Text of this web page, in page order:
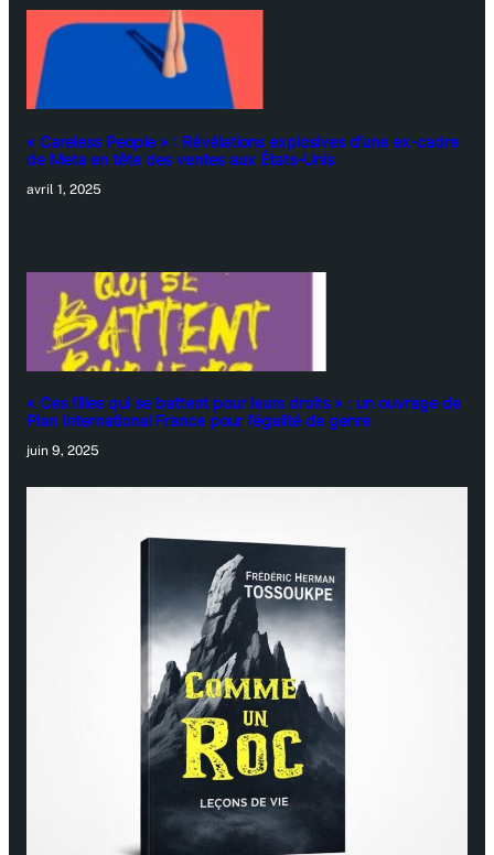
« Careless People » : Révélations explosives d’une ex-cadre
de Meta en tête des ventes aux États-Unis
avril 1, 2025
« Ces filles qui se battent pour leurs droits » : un ouvrage de
Plan International France pour l’égalité de genre
juin 9, 2025